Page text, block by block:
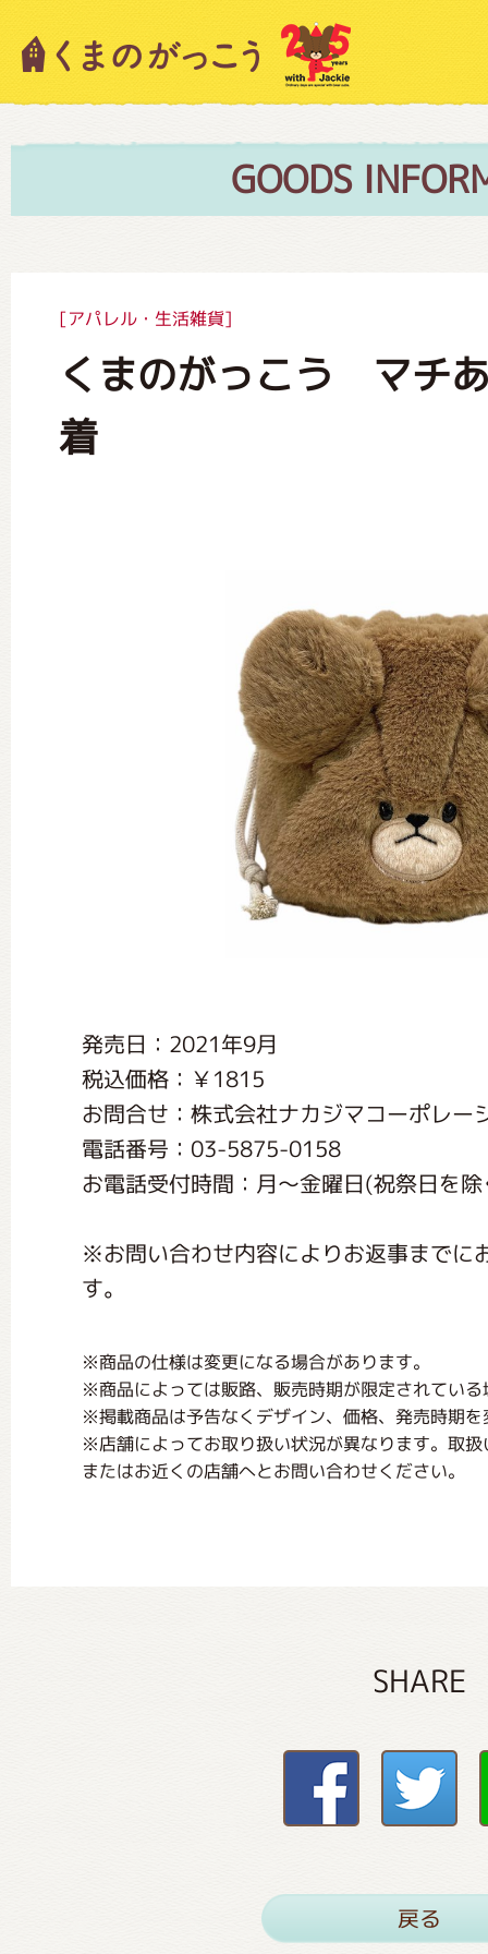
GOODS
[アパレル・生活雑貨]
くまのがっこう マチ
着
発売日：2021年9月
税込価格：￥1815
お問合せ：株式会社ナカジマコーポレー
電話番号：03-5875-0158
お電話受付時間：月〜金曜日(祝祭日を
※お問い合わせ内容によりお返事までに
す。
※商品の仕様は変更になる場合があります。
※商品によっては販路、販売時期が限定されてい
※掲載商品は予告なくデザイン、価格、発売時期
※店舗によってお取り扱い状況が異なります。取
またはお近くの店舗へとお問い合わせください。
SHARE
戻る
キャラクター紹介
絵本・作家紹介
ミュージカル・コンサート
おたのしみコンテンツ(クイズ・
チア ジャッキーズ！
くまのがっこう 家庭科部